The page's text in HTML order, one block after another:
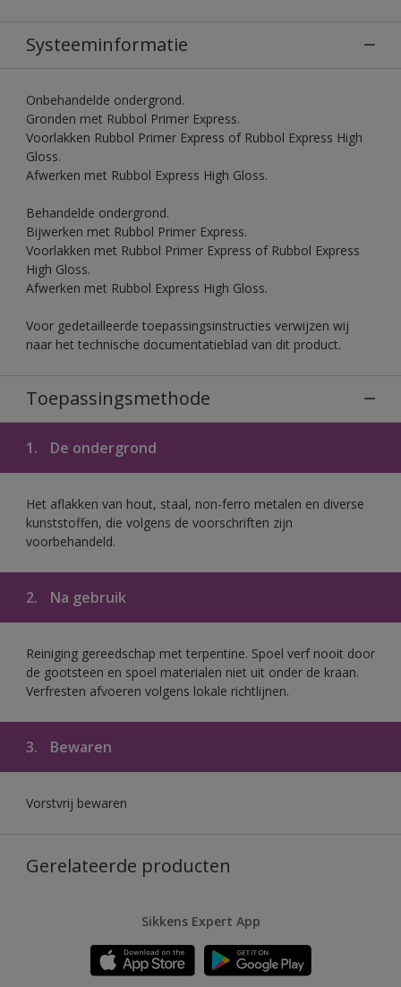
Systeeminformatie
Onbehandelde ondergrond.
Gronden met Rubbol Primer Express.
Voorlakken Rubbol Primer Express of Rubbol Express High
Gloss.
Afwerken met Rubbol Express High Gloss.
Behandelde ondergrond.
Bijwerken met Rubbol Primer Express.
Voorlakken met Rubbol Primer Express of Rubbol Express
High Gloss.
Afwerken met Rubbol Express High Gloss.
Voor gedetailleerde toepassingsinstructies verwijzen wij
naar het technische documentatieblad van dit product.
Toepassingsmethode
1. De ondergrond
Het aflakken van hout, staal, non-ferro metalen en diverse
kunststoffen, die volgens de voorschriften zijn
voorbehandeld.
2. Na gebruik
Reiniging gereedschap met terpentine. Spoel verf nooit door
de gootsteen en spoel materialen niet uit onder de kraan.
Verfresten afvoeren volgens lokale richtlijnen.
3. Bewaren
Vorstvrij bewaren
Gerelateerde producten
Sikkens Expert App